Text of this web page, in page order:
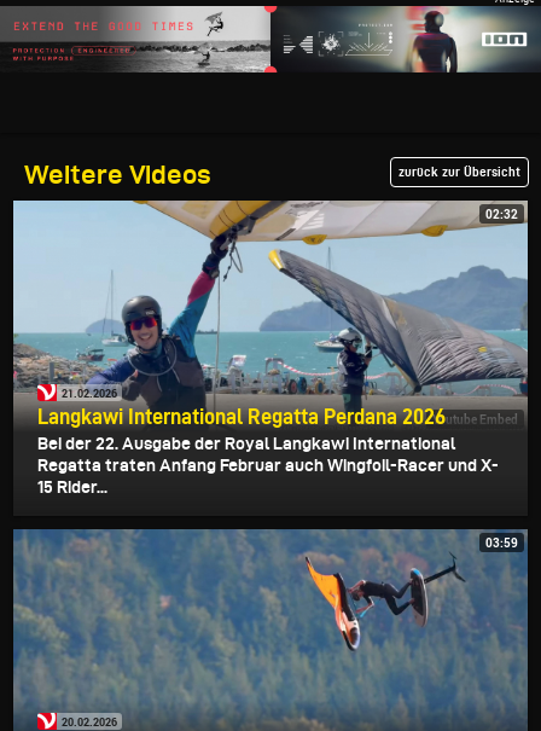
Weitere Videos zurück zur Übersicht
02:32
Youtube Embed
21.02.2026
Langkawi International Regatta Perdana 2026
Bei der 22. Ausgabe der Royal Langkawi International
Regatta traten Anfang Februar auch Wingfoil-Racer und X-
15 Rider...
03:59
20.02.2026